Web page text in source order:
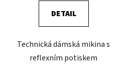
DETAIL
Technická dámská mikina s
reflexním potiskem